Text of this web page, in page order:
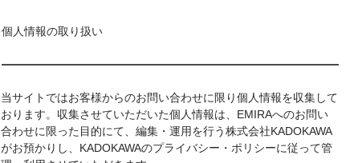
個人情報の取り扱い
当サイトではお客様からのお問い合わせに限り個人情報を収集して
おります。収集させていただいた個人情報は、EMIRAへのお問い
合わせに限った目的にて、編集・運用を行う株式会社KADOKAWA
がお預かりし、KADOKAWAのプライバシー・ポリシーに従って管